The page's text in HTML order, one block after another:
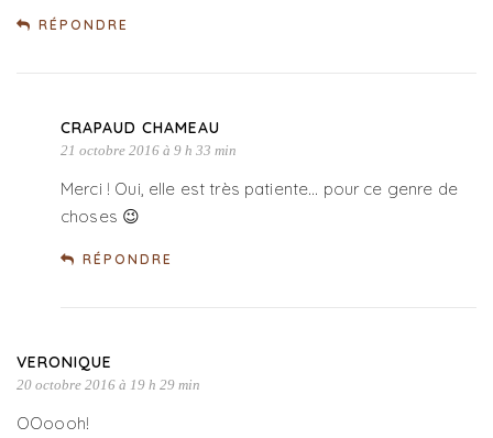
RÉPONDRE
CRAPAUD CHAMEAU
21 octobre 2016 à 9 h 33 min
Merci ! Oui, elle est très patiente… pour ce genre de
choses 😉
RÉPONDRE
VERONIQUE
20 octobre 2016 à 19 h 29 min
OOoooh!